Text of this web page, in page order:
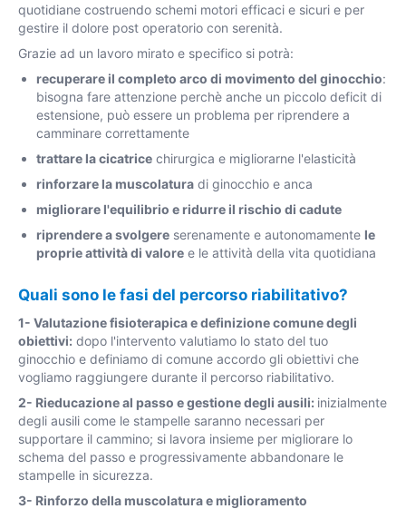
quotidiane costruendo schemi motori efficaci e sicuri e per
gestire il dolore post operatorio con serenità.
Grazie ad un lavoro mirato e specifico si potrà:
recuperare il completo arco di movimento del ginocchio:
bisogna fare attenzione perchè anche un piccolo deficit di
estensione, può essere un problema per riprendere a
camminare correttamente
trattare la cicatrice chirurgica e migliorarne l'elasticità
rinforzare la muscolatura di ginocchio e anca
migliorare l'equilibrio e ridurre il rischio di cadute
riprendere a svolgere serenamente e autonomamente le
proprie attività di valore e le attività della vita quotidiana
Quali sono le fasi del percorso riabilitativo?
1- Valutazione fisioterapica e definizione comune degli
obiettivi: dopo l'intervento valutiamo lo stato del tuo
ginocchio e definiamo di comune accordo gli obiettivi che
vogliamo raggiungere durante il percorso riabilitativo.
2- Rieducazione al passo e gestione degli ausili: inizialmente
degli ausili come le stampelle saranno necessari per
supportare il cammino; si lavora insieme per migliorare lo
schema del passo e progressivamente abbandonare le
stampelle in sicurezza.
3- Rinforzo della muscolatura e miglioramento